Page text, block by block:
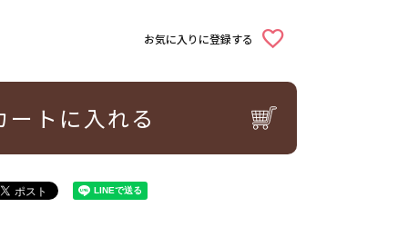
お気に入りに登録する
ートに入れる